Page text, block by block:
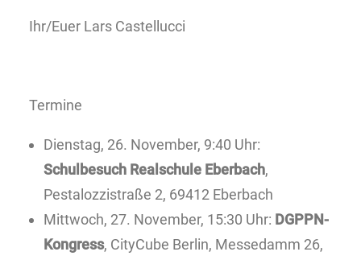
Ihr/Euer Lars Castellucci
Termine
Dienstag, 26. November, 9:40 Uhr:
Schulbesuch Realschule Eberbach,
Pestalozzistraße 2, 69412 Eberbach
Mittwoch, 27. November, 15:30 Uhr: DGPPN-
Kongress, CityCube Berlin, Messedamm 26,